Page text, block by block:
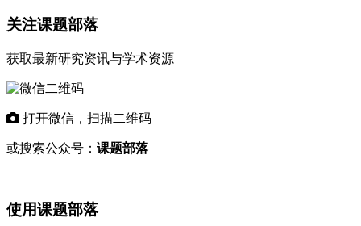
关注课题部落
获取最新研究资讯与学术资源
打开微信，扫描二维码
或搜索公众号： 课题部落
使用课题部落